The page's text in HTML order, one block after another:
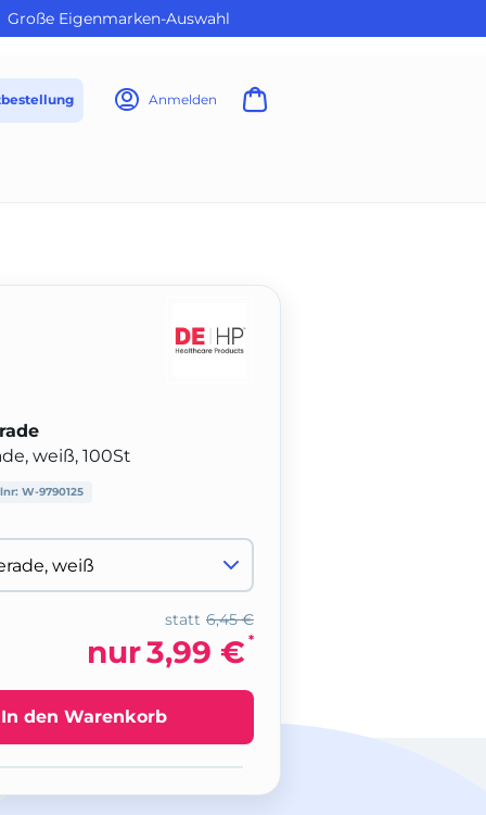
Große Eigenmarken-Auswahl
Anmelden
weiß, 100St
W-9790125
6,45 €
statt
nur3,99 € *
In den Warenkorb